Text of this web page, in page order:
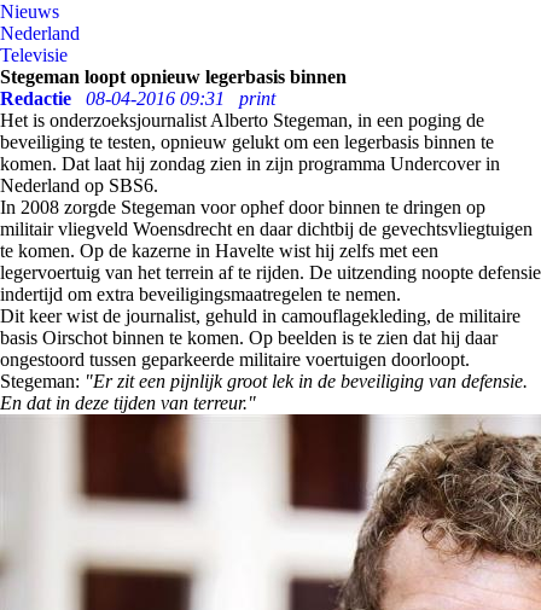
Nieuws
Nederland
Televisie
Stegeman loopt opnieuw legerbasis binnen
Redactie
08-04-2016 09:31
print
Het is onderzoeksjournalist Alberto Stegeman, in een poging de
beveiliging te testen, opnieuw gelukt om een legerbasis binnen te
komen. Dat laat hij zondag zien in zijn programma Undercover in
Nederland op SBS6.
In 2008 zorgde Stegeman voor ophef door binnen te dringen op
militair vliegveld Woensdrecht en daar dichtbij de gevechtsvliegtuigen
te komen. Op de kazerne in Havelte wist hij zelfs met een
legervoertuig van het terrein af te rijden. De uitzending noopte defensie
indertijd om extra beveiligingsmaatregelen te nemen.
Dit keer wist de journalist, gehuld in camouflagekleding, de militaire
basis Oirschot binnen te komen. Op beelden is te zien dat hij daar
ongestoord tussen geparkeerde militaire voertuigen doorloopt.
Stegeman: "Er zit een pijnlijk groot lek in de beveiliging van defensie.
En dat in deze tijden van terreur."